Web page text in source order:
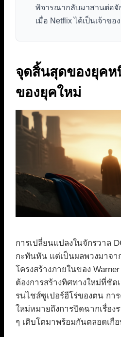
พิจารณากลับมาสานต่อจั
เมื่อ Netflix ได้เป็นเจ้าข
จุดสิ้นสุดของยุคห
ของยุคใหม่
การเปลี่ยนแปลงในจักรวาล
กะทันหัน แต่เป็นผลพวงมาจา
โครงสร้างภายในของ
ต้องการสร้างทิศทางใหม่ที่ชัด
รนไชส์ซูเปอร์ฮีโร่ของตน กา
ใหม่หมายถึงการปิดฉากเรื่อ
ๆ เติบโตมาพร้อมกันตลอดเกื